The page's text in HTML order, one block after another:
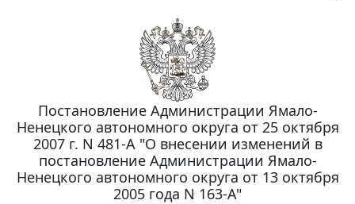
Постановление Администрации Ямало-
Ненецкого автономного округа от 25 октября
2007 г. N 481-А "О внесении изменений в
постановление Администрации Ямало-
Ненецкого автономного округа от 13 октября
2005 года N 163-А"